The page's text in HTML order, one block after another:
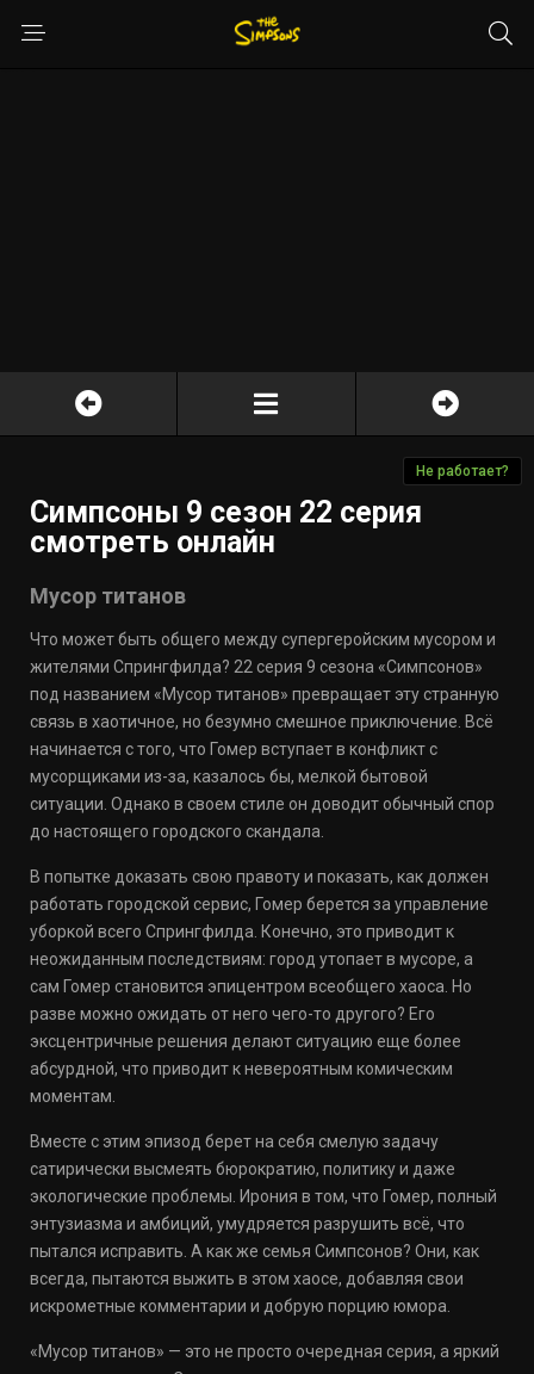
Не работает?
Симпсоны 9 сезон 22 серия
смотреть онлайн
Мусор титанов
Что может быть общего между супергеройским мусором и
жителями Спрингфилда? 22 серия 9 сезона «Симпсонов»
под названием «Мусор титанов» превращает эту странную
связь в хаотичное, но безумно смешное приключение. Всё
начинается с того, что Гомер вступает в конфликт с
мусорщиками из-за, казалось бы, мелкой бытовой
ситуации. Однако в своем стиле он доводит обычный спор
до настоящего городского скандала.
В попытке доказать свою правоту и показать, как должен
работать городской сервис, Гомер берется за управление
уборкой всего Спрингфилда. Конечно, это приводит к
неожиданным последствиям: город утопает в мусоре, а
сам Гомер становится эпицентром всеобщего хаоса. Но
разве можно ожидать от него чего-то другого? Его
эксцентричные решения делают ситуацию еще более
абсурдной, что приводит к невероятным комическим
моментам.
Вместе с этим эпизод берет на себя смелую задачу
сатирически высмеять бюрократию, политику и даже
экологические проблемы. Ирония в том, что Гомер, полный
энтузиазма и амбиций, умудряется разрушить всё, что
пытался исправить. А как же семья Симпсонов? Они, как
всегда, пытаются выжить в этом хаосе, добавляя свои
искрометные комментарии и добрую порцию юмора.
«Мусор титанов» — это не просто очередная серия, а яркий